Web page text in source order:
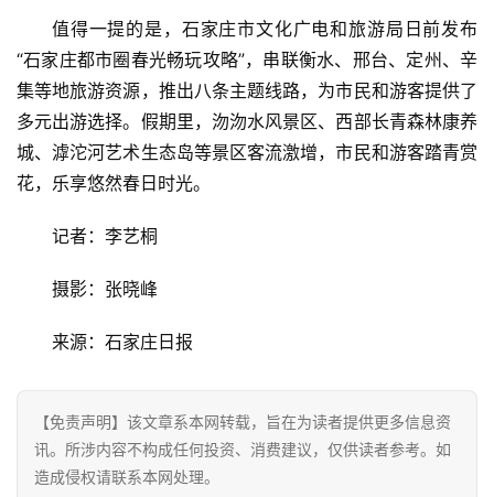
专
题
汽
值得一提的是，石家庄市文化广电和旅游局日前发布
“石家庄都市圈春光畅玩攻略”，串联衡水、邢台、定州、辛
集等地旅游资源，推出八条主题线路，为市民和游客提供了
多元出游选择。假期里，沕沕水风景区、西部长青森林康养
城、滹沱河艺术生态岛等景区客流激增，市民和游客踏青赏
花，乐享悠然春日时光。
记者：李艺桐
摄影：张晓峰
来源：石家庄日报
【免责声明】该文章系本网转载，旨在为读者提供更多信息资
讯。所涉内容不构成任何投资、消费建议，仅供读者参考。如
造成侵权请联系本网处理。